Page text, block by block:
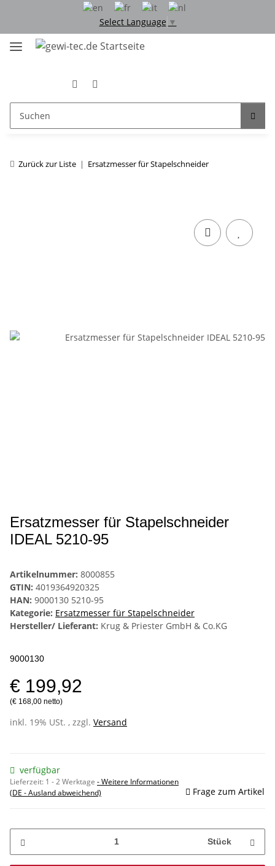
Select Language ▼
Zurück zur Liste Ersatzmesser für Stapelschneider
Ersatzmesser für Stapelschneider
IDEAL 5210-95
Artikelnummer: 8000855
GTIN: 4019364920325
HAN: 9000130 5210-95
Kategorie: Ersatzmesser für Stapelschneider
Hersteller/ Lieferant: Krug & Priester GmbH & Co.KG
9000130
€ 199,92
(€ 168,00 netto)
inkl. 19% USt. , zzgl. Versand
verfügbar
Lieferzeit: 1 - 2 Werktage - Weitere Informationen
(DE - Ausland abweichend)
Frage zum Artikel
Stück